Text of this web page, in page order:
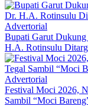
Advertorial
Bupati Garut
H.A. Rotinsulu
Advertorial
Festival Moci 2026,
Sambil “Moci